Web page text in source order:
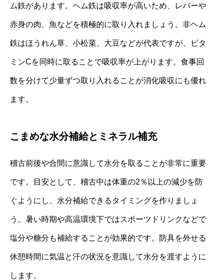
ム鉄があります。ヘム鉄は吸収率が高いため、レバーや
赤身の肉、魚などを積極的に取り入れましょう。非ヘム
鉄はほうれん草、小松菜、大豆などが代表ですが、ビタ
ミンCを同時に取ることで吸収率が上がります。食事回
数を分けて少量ずつ取り入れることが消化吸収にも優れ
ます。
こまめな水分補給とミネラル補充
稽古前後や合間に意識して水分を取ることが非常に重要
です。目安として、稽古中は体重の2％以上の減少を防
ぐようにし、水分補給できるタイミングを作りましょ
う。暑い時期や高温環境下ではスポーツドリンクなどで
塩分や糖分も補給することが効果的です。防具を外せる
休憩時間に気温と汗の状況を意識して水分を渡すように
します。